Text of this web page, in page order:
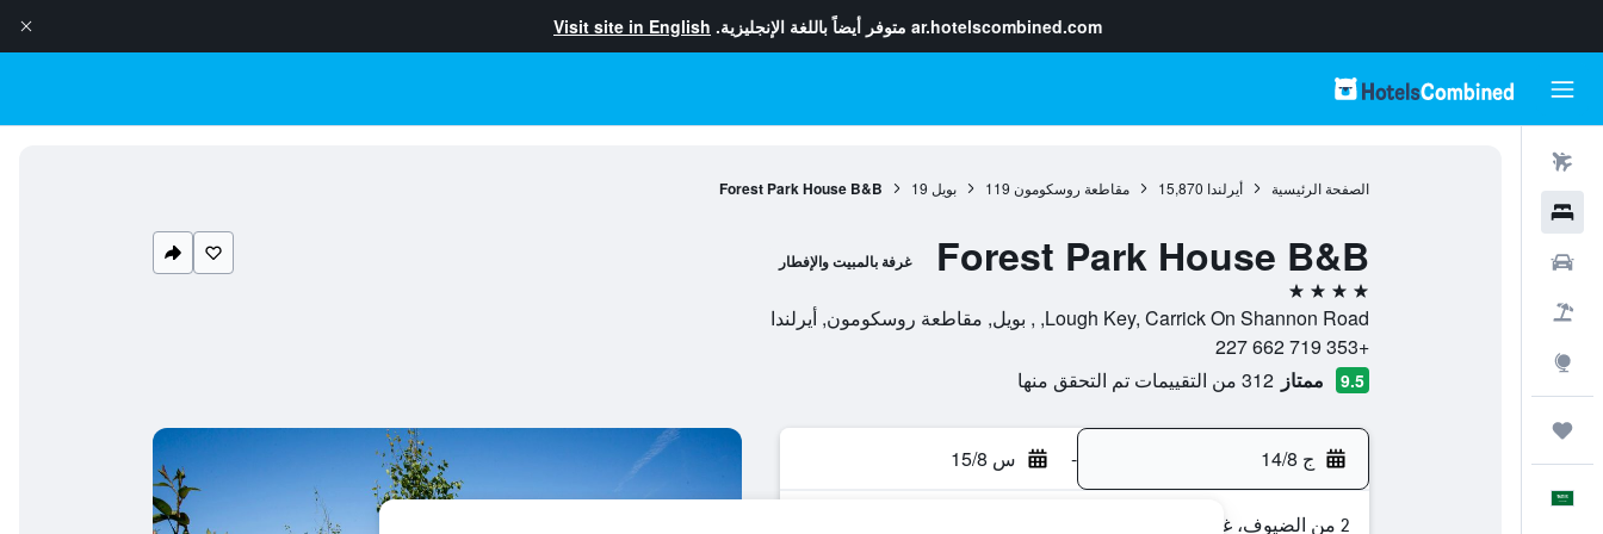
ar.hotelscombined.com متوفر أيضاً باللغة الإنجليزية. Visit site in English
الصفحة الرئيسية أيرلندا 15,870 مقاطعة روسكومون 119 بويل 19
Forest Park House B&B
Forest Park House B&B غرفة بالمبيت والإفطار
4 نجوم
Lough Key, Carrick On Shannon Road, , بويل, مقاطعة روسكومون, أيرلندا
+353 719 662 227
9.5 ممتاز 312 من التقييمات تم التحقق منها
ج 14/8 - س 15/8
2 من الضيوف، غرفة واحدة